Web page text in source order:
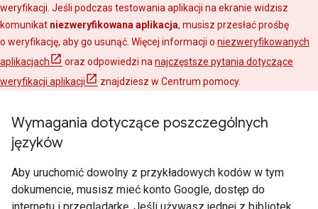
weryfikacji. Jeśli podczas testowania aplikacji na ekranie widzisz
komunikat niezweryfikowana aplikacja, musisz przesłać prośbę
o weryfikację, aby go usunąć. Więcej informacji o niezweryfikowanych
aplikacjach
oraz odpowiedzi na najczęstsze pytania dotyczące
weryfikacji aplikacji
znajdziesz w Centrum pomocy.
Wymagania dotyczące poszczególnych
języków
Aby uruchomić dowolny z przykładowych kodów w tym
dokumencie, musisz mieć konto Google, dostęp do